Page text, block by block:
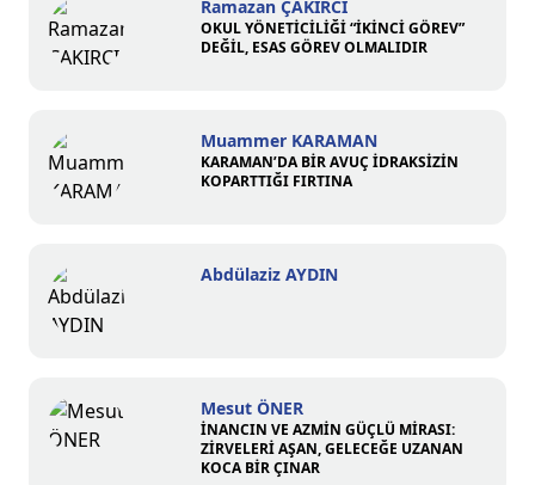
Ramazan ÇAKIRCI
OKUL YÖNETİCİLİĞİ “İKİNCİ GÖREV”
DEĞİL, ESAS GÖREV OLMALIDIR
Muammer KARAMAN
KARAMAN’DA BİR AVUÇ İDRAKSİZİN
KOPARTTIĞI FIRTINA
Abdülaziz AYDIN
Mesut ÖNER
İNANCIN VE AZMİN GÜÇLÜ MİRASI:
ZİRVELERİ AŞAN, GELECEĞE UZANAN
KOCA BİR ÇINAR